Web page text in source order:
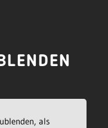
als